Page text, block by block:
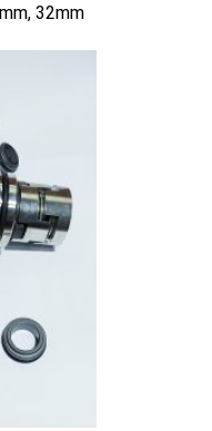
32mm